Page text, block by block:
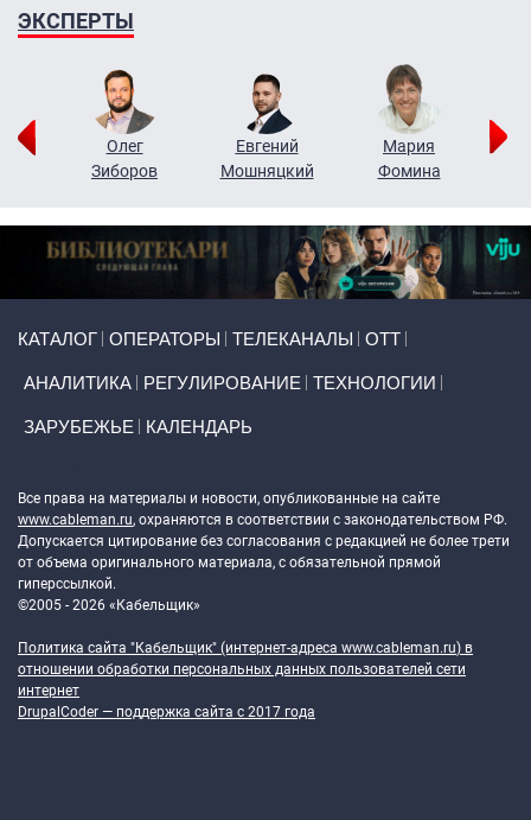
ЭКСПЕРТЫ
Олег
Зиборов
Евгений
Мошняцкий
Мария
Фомина
КАТАЛОГ ОПЕРАТОРЫ ТЕЛЕКАНАЛЫ ОТТ
АНАЛИТИКА РЕГУЛИРОВАНИЕ ТЕХНОЛОГИИ
ЗАРУБЕЖЬЕ КАЛЕНДАРЬ
Все права на материалы и новости, опубликованные на сайте
www.cableman.ru, охраняются в соответствии с законодательством РФ.
Допускается цитирование без согласования с редакцией не более трети
от объема оригинального материала, с обязательной прямой
гиперссылкой.
©2005 - 2026 «Кабельщик»
Политика сайта "Кабельщик" (интернет-адреса www.cableman.ru) в
отношении обработки персональных данных пользователей сети
интернет
DrupalCoder — поддержка сайта c 2017 года